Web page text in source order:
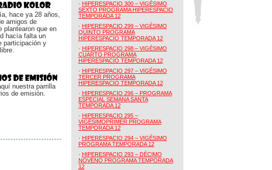
hace ya 28 años,
amigos de
plantearon que en
hacía falta un
participación y
nuestra parrilla
de emisión.
· HIPERESPACIO 300 – VIGÉSIMO
SEXTO PROGRAMA HIPERESPACIO
TEMPORADA 12
· HIPERESPACIO 299 – VIGÉSIMO
QUINTO PROGRAMA
HIPERESPACIO TEMPORADA 12
· HIPERESPACIO 298 – VIGÉSIMO
CUARTO PROGRAMA
HIPERESPACIO TEMPORADA 12
· HIPERESPACIO 297 – VIGÉSIMO
TERCER PROGRAMA
HIPERESPACIO TEMPORADA 12
· HIPERESPACIO 296 – PROGRAMA
ESPECIAL SEMANA SANTA
TEMPORADA 12
· HIPERESPACIO 295 –
VIGÉSIMOPRIMER PROGRAMA
TEMPORADA 12
· HIPERESPACIO 294 – VIGÉSIMO
PROGRAMA TEMPORADA 12
· HIPERESPACIO 293 – DÉCIMO
NOVENO PROGRAMA TEMPORADA
12